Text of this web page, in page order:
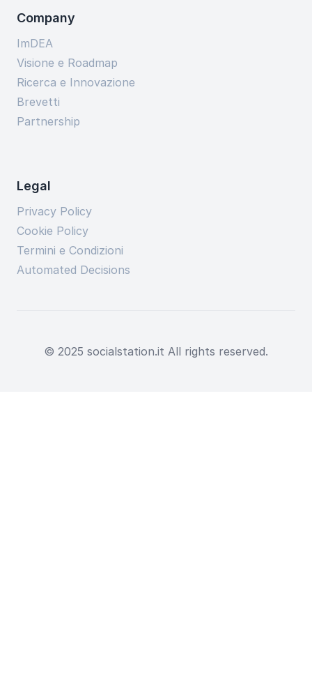
Company
ImDEA
Visione e Roadmap
Ricerca e Innovazione
Brevetti
Partnership
Legal
Privacy Policy
Cookie Policy
Termini e Condizioni
Automated Decisions
© 2025 socialstation.it All rights reserved.